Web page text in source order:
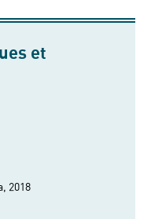
et
2018